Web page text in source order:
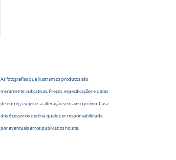
As fotografias que ilustram os produtos são
meramente indicativas. Preços, especificações e datas
de entrega sujeitos a alteração sem aviso prévio. Casa
dos Acessórios declina qualquer responsabilidade
por eventuais erros publicados no site.